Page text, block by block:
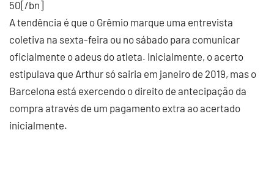
50[/bn]
A tendência é que o Grêmio marque uma entrevista
coletiva na sexta-feira ou no sábado para comunicar
oficialmente o adeus do atleta. Inicialmente, o acerto
estipulava que Arthur só sairia em janeiro de 2019, mas o
Barcelona está exercendo o direito de antecipação da
compra através de um pagamento extra ao acertado
inicialmente.